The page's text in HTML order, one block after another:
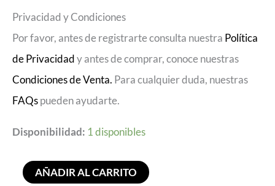
Privacidad y Condiciones
Por favor, antes de registrarte consulta nuestra Política
de Privacidady antes de comprar, conoce nuestras
Condiciones de Venta. Para cualquier duda, nuestras
FAQspueden ayudarte.
Disponibilidad: 1 disponibles
AÑADIR AL CARRITO